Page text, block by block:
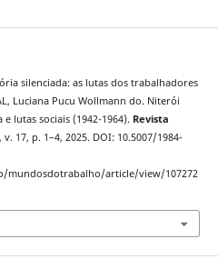
silenciada: as lutas dos trabalhadores
Luciana Pucu Wollmann do. Niterói
lutas sociais (1942-1964). Revista
17, p. 1–4, 2025. DOI: 10.5007/1984-
article/view/107272